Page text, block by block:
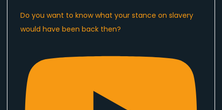
Do you want to know what your stance on slavery
would have been back then?